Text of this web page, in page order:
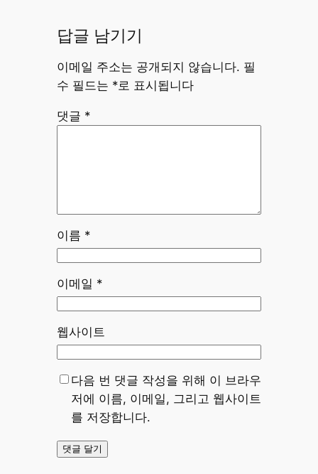
답글 남기기
이메일 주소는 공개되지 않습니다. 필
수 필드는 *로 표시됩니다
댓글 *
이름 *
이메일 *
웹사이트
다음 번 댓글 작성을 위해 이 브라우
저에 이름, 이메일, 그리고 웹사이트
를 저장합니다.